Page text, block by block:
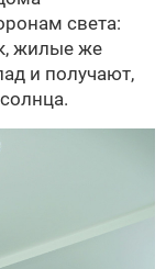
света:
жилые же
и получают,